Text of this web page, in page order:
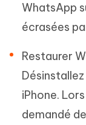
WhatsApp
écrasées
Restaurer
iPhone.
demandé